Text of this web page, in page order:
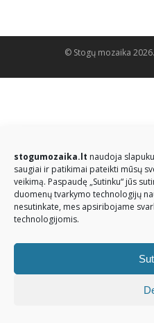
stogumozaika.lt naudoja
saugiai ir patikimai pateikti mūsų
veikimą. Paspaudę „Sutinku“ jūs
duomenų tvarkymo technologijų
nesutinkate, mes apsiribojame
technologijomis.
© Stogų mozaika